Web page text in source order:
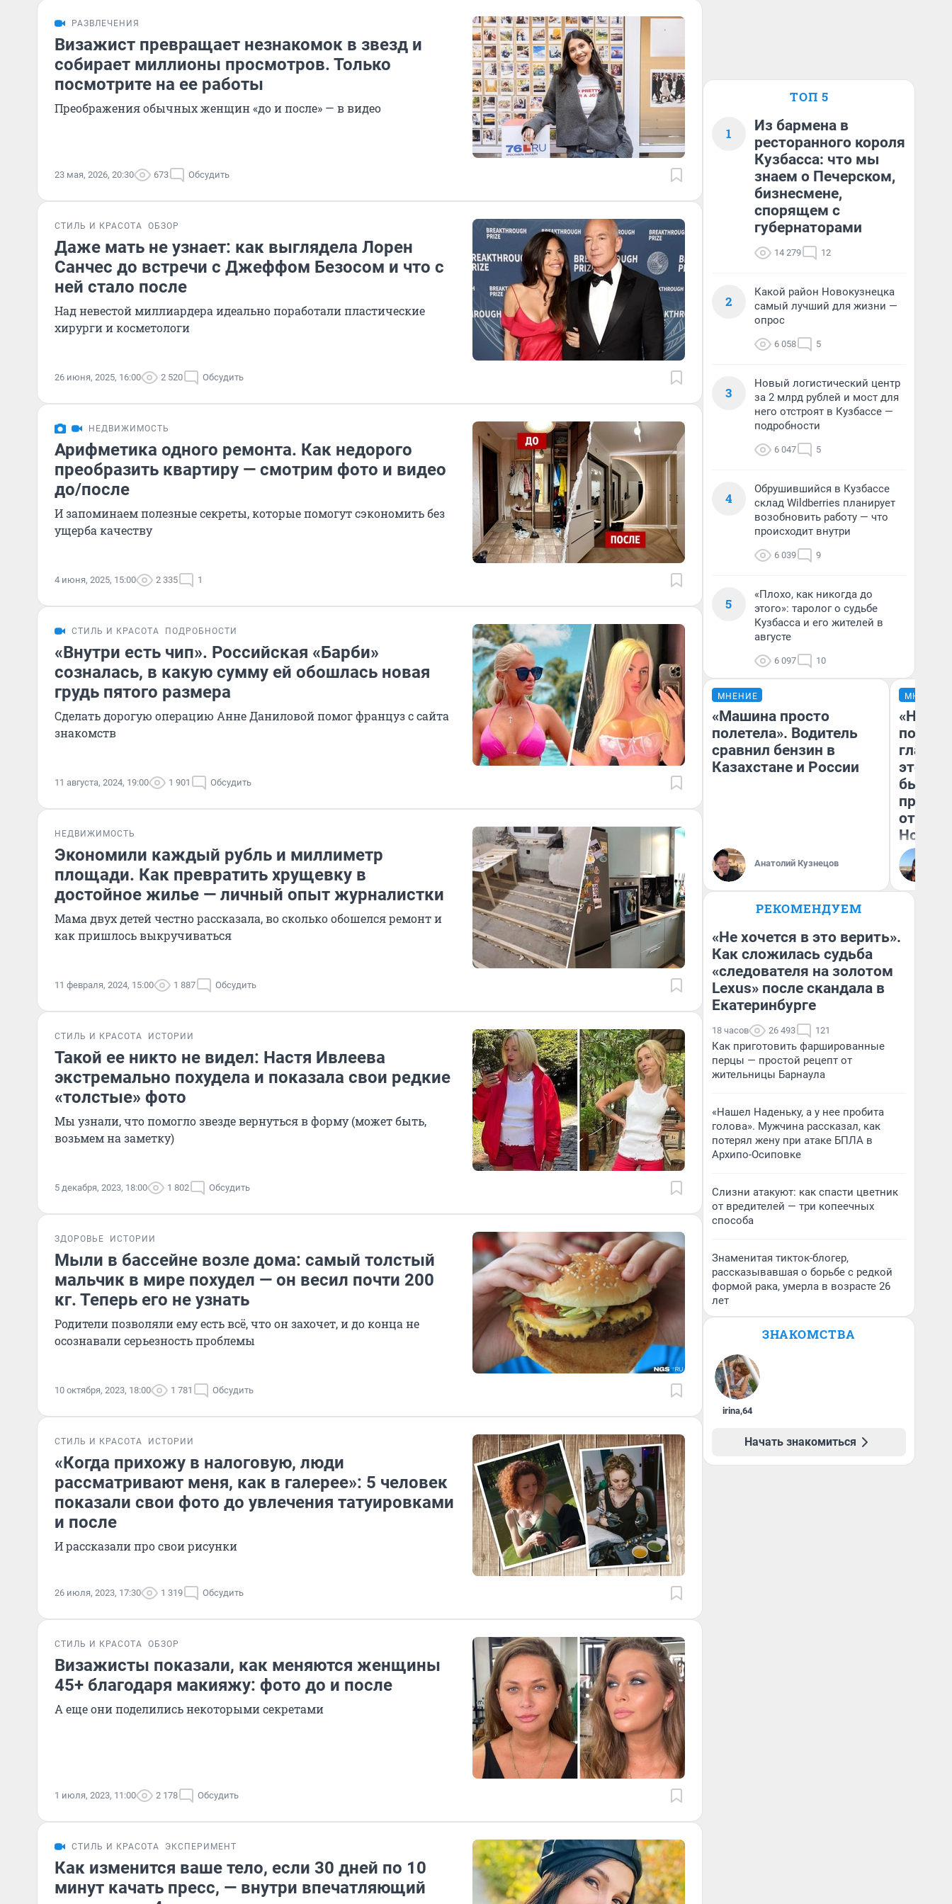
РАЗВЛЕЧЕНИЯ
Визажист превращает незнакомок в звезд и
собирает миллионы просмотров. Только
посмотрите на ее работы
Преображения обычных женщин «до и после» — в видео
23 мая, 2026, 20:30 673 Обсудить
СТИЛЬ И КРАСОТА ОБЗОР
Даже мать не узнает: как выглядела Лорен
Санчес до встречи с Джеффом Безосом и что с
ней стало после
Над невестой миллиардера идеально поработали пластические
хирурги и косметологи
26 июня, 2025, 16:00 2 520 Обсудить
НЕДВИЖИМОСТЬ
Арифметика одного ремонта. Как недорого
преобразить квартиру — смотрим фото и видео
до/после
И запоминаем полезные секреты, которые помогут сэкономить без
ущерба качеству
4 июня, 2025, 15:00 2 335 1
СТИЛЬ И КРАСОТА ПОДРОБНОСТИ
«Внутри есть чип». Российская «Барби»
созналась, в какую сумму ей обошлась новая
грудь пятого размера
Сделать дорогую операцию Анне Даниловой помог француз с сайта
знакомств
11 августа, 2024, 19:00 1 901 Обсудить
НЕДВИЖИМОСТЬ
Экономили каждый рубль и миллиметр
площади. Как превратить хрущевку в
достойное жилье — личный опыт журналистки
Мама двух детей честно рассказала, во сколько обошелся ремонт и
как пришлось выкручиваться
11 февраля, 2024, 15:00 1 887 Обсудить
СТИЛЬ И КРАСОТА ИСТОРИИ
Такой ее никто не видел: Настя Ивлеева
экстремально похудела и показала свои редкие
«толстые» фото
Мы узнали, что помогло звезде вернуться в форму (может быть,
возьмем на заметку)
5 декабря, 2023, 18:00 1 802 Обсудить
ЗДОРОВЬЕ ИСТОРИИ
Мыли в бассейне возле дома: самый толстый
мальчик в мире похудел — он весил почти 200
кг. Теперь его не узнать
Родители позволяли ему есть всё, что он захочет, и до конца не
осознавали серьезность проблемы
10 октября, 2023, 18:00 1 781 Обсудить
СТИЛЬ И КРАСОТА ИСТОРИИ
«Когда прихожу в налоговую, люди
рассматривают меня, как в галерее»: 5 человек
показали свои фото до увлечения татуировками
и после
И рассказали про свои рисунки
26 июля, 2023, 17:30 1 319 Обсудить
СТИЛЬ И КРАСОТА ОБЗОР
Визажисты показали, как меняются женщины
45+ благодаря макияжу: фото до и после
А еще они поделились некоторыми секретами
1 июля, 2023, 11:00 2 178 Обсудить
СТИЛЬ И КРАСОТА ЭКСПЕРИМЕНТ
Как изменится ваше тело, если 30 дней по 10
минут качать пресс, — внутри впечатляющий
ТОП 5
1
Из бармена в
ресторанного короля
Кузбасса: что мы
знаем о Печерском,
бизнесмене,
спорящем с
губернаторами
14 279 12
2
Какой район Новокузнецка
самый лучший для жизни —
опрос
6 058 5
3
Новый логистический центр
за 2 млрд рублей и мост для
него отстроят в Кузбассе —
подробности
6 047 5
4
Обрушившийся в Кузбассе
склад Wildberries планирует
возобновить работу — что
происходит внутри
6 039 9
5
«Плохо, как никогда до
этого»: таролог о судьбе
Кузбасса и его жителей в
августе
6 097 10
МНЕНИЕ
«Машина просто
полетела». Водитель
сравнил бензин в
Казахстане и России
Анатолий Кузнецов
МНЕНИЕ
этого
бьет
отзыв
Нолана
РЕКОМЕНДУЕМ
«Не хочется в это верить».
Как сложилась судьба
«следователя на золотом
Lexus» после скандала в
Екатеринбурге
18 часов 26 493 121
Как приготовить фаршированные
перцы — простой рецепт от
жительницы Барнаула
«Нашел Наденьку, а у нее пробита
голова». Мужчина рассказал, как
потерял жену при атаке БПЛА в
Архипо-Осиповке
Слизни атакуют: как спасти цветник
от вредителей — три копеечных
способа
Знаменитая тикток-блогер,
рассказывавшая о борьбе с редкой
формой рака, умерла в возрасте 26
лет
ЗНАКОМСТВА
irina,64
Начать знакомиться